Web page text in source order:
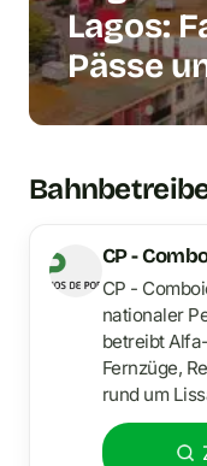
Lagos:
Pässe
CP -
CP -
nationaler
betreibt
Fernzüge,
rund um